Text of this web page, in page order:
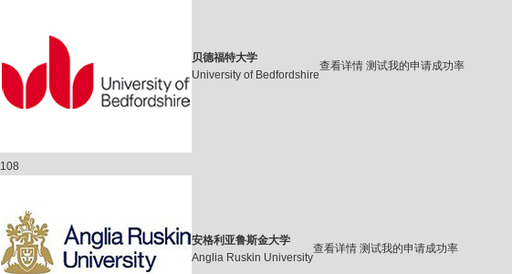
贝德福特大学
University of Bedfordshire
查看详情 测试我的申请成功率
108
安格利亚鲁斯金大学
Anglia Ruskin University
查看详情 测试我的申请成功率